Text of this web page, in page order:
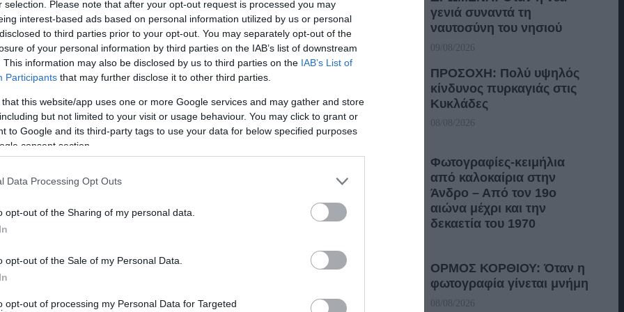
selection. Please note that after your opt-out request is processed you may
interest-based ads based on personal information utilized by us or personal
to third parties prior to your opt-out. You may separately opt-out of the
of your personal information by third parties on the IAB’s list of downstream
This information may also be disclosed by us to third parties on the IAB’s List of
Participants that may further disclose it to other third parties.
that this website/app uses one or more Google services and may gather and store
but not limited to your visit or usage behaviour. You may click to grant or
to Google and its third-party tags to use your data for below specified purposes
consent section.
Data Processing Opt Outs
opt-out of the Sharing of my personal data.
opt-out of the Sale of my Personal Data.
opt-out of processing my Personal Data for Targeted
οι καλοκαιρινοί κινηματογράφοι όταν ξεκίναγαν
Σινε Άλεξ της Χώρας που άνοιξε εδώ και 10 μέρες.
στην είσοδο. “Δεν βαριέσαι, ο
Δεν με πειράζει είτε με 6 είτε με 13 είτε με 3
και ήσυχες βραδιές. Ο κινηματογράφος είναι
προβολής και από θεατές όσοι έρθουν. Πρέπει
το σινεμά… Το σινεμά από το οποίο ξεκίνησε ο
Πρέπει να υπάρχει ένα σημείο αναφοράς αυτού του
τα όνειρα τόσων γενεών στον 20ο αιώνα και
γενιά συναντά τη
ναυτοσύνη του νησιού
09/08/2026
ΠΡΟΣΟΧΗ: Πολύ υψηλός
κίνδυνος πυρκαγιάς στις
Κυκλάδες
08/08/2026
Φωτογραφίες-κειμήλια
από καλοκαίρια στην
Άνδρο – Από τον 19ο
αιώνα μέχρι και την
δεκαετία του 1970
ΟΡΜΟΣ ΚΟΡΘΙΟΥ: Όταν η
φωτογραφία γίνεται μνήμη
08/08/2026